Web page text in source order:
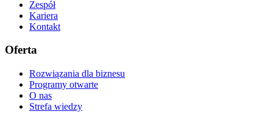
Zespół
Kariera
Kontakt
Oferta
Rozwiązania dla biznesu
Programy otwarte
O nas
Strefa wiedzy